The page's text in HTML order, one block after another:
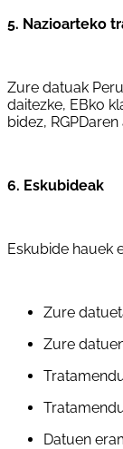
5. Nazioarteko
Zure datuak
daitezke, EBko
bidez,
6. Eskubideak
Eskubide hauek
Zure
Zure
Datuen